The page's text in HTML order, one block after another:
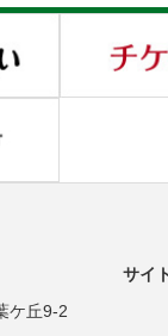
ケ丘9-2
サイ